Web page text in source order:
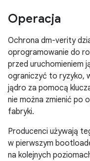
Operacja
Ochrona dm-verity
oprogramowanie do
przed uruchomieniem
ograniczyć to ryzyko,
jądro za pomocą
nie można zmienić po
fabryki.
Producenci używają
w pierwszym
na kolejnych